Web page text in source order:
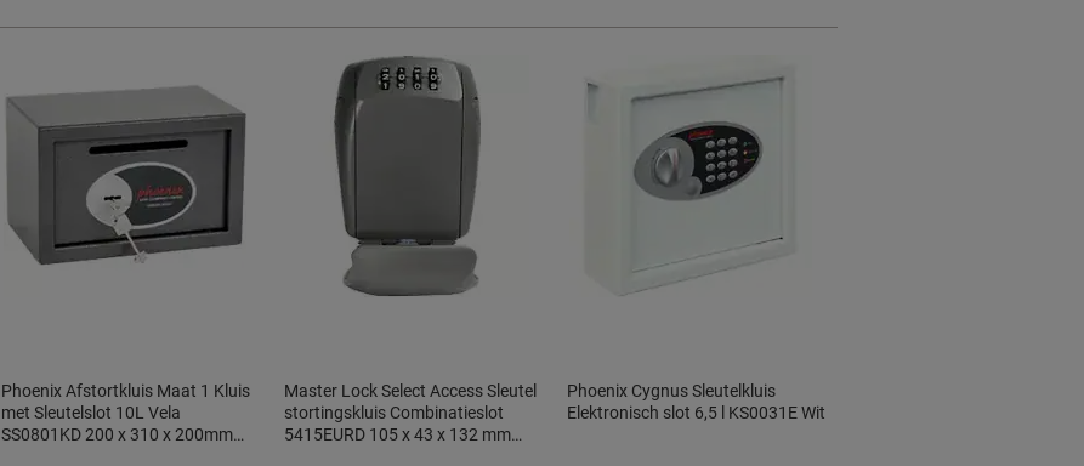
Phoenix Afstortkluis Maat 1 Kluis
met Sleutelslot 10L Vela
SS0801KD 200 x 310 x 200mm
Master Lock Select Access Sleutel
stortingskluis Combinatieslot
5415EURD 105 x 43 x 132 mm
Phoenix Cygnus Sleutelkluis
Elektronisch slot 6,5 l KS0031E Wit